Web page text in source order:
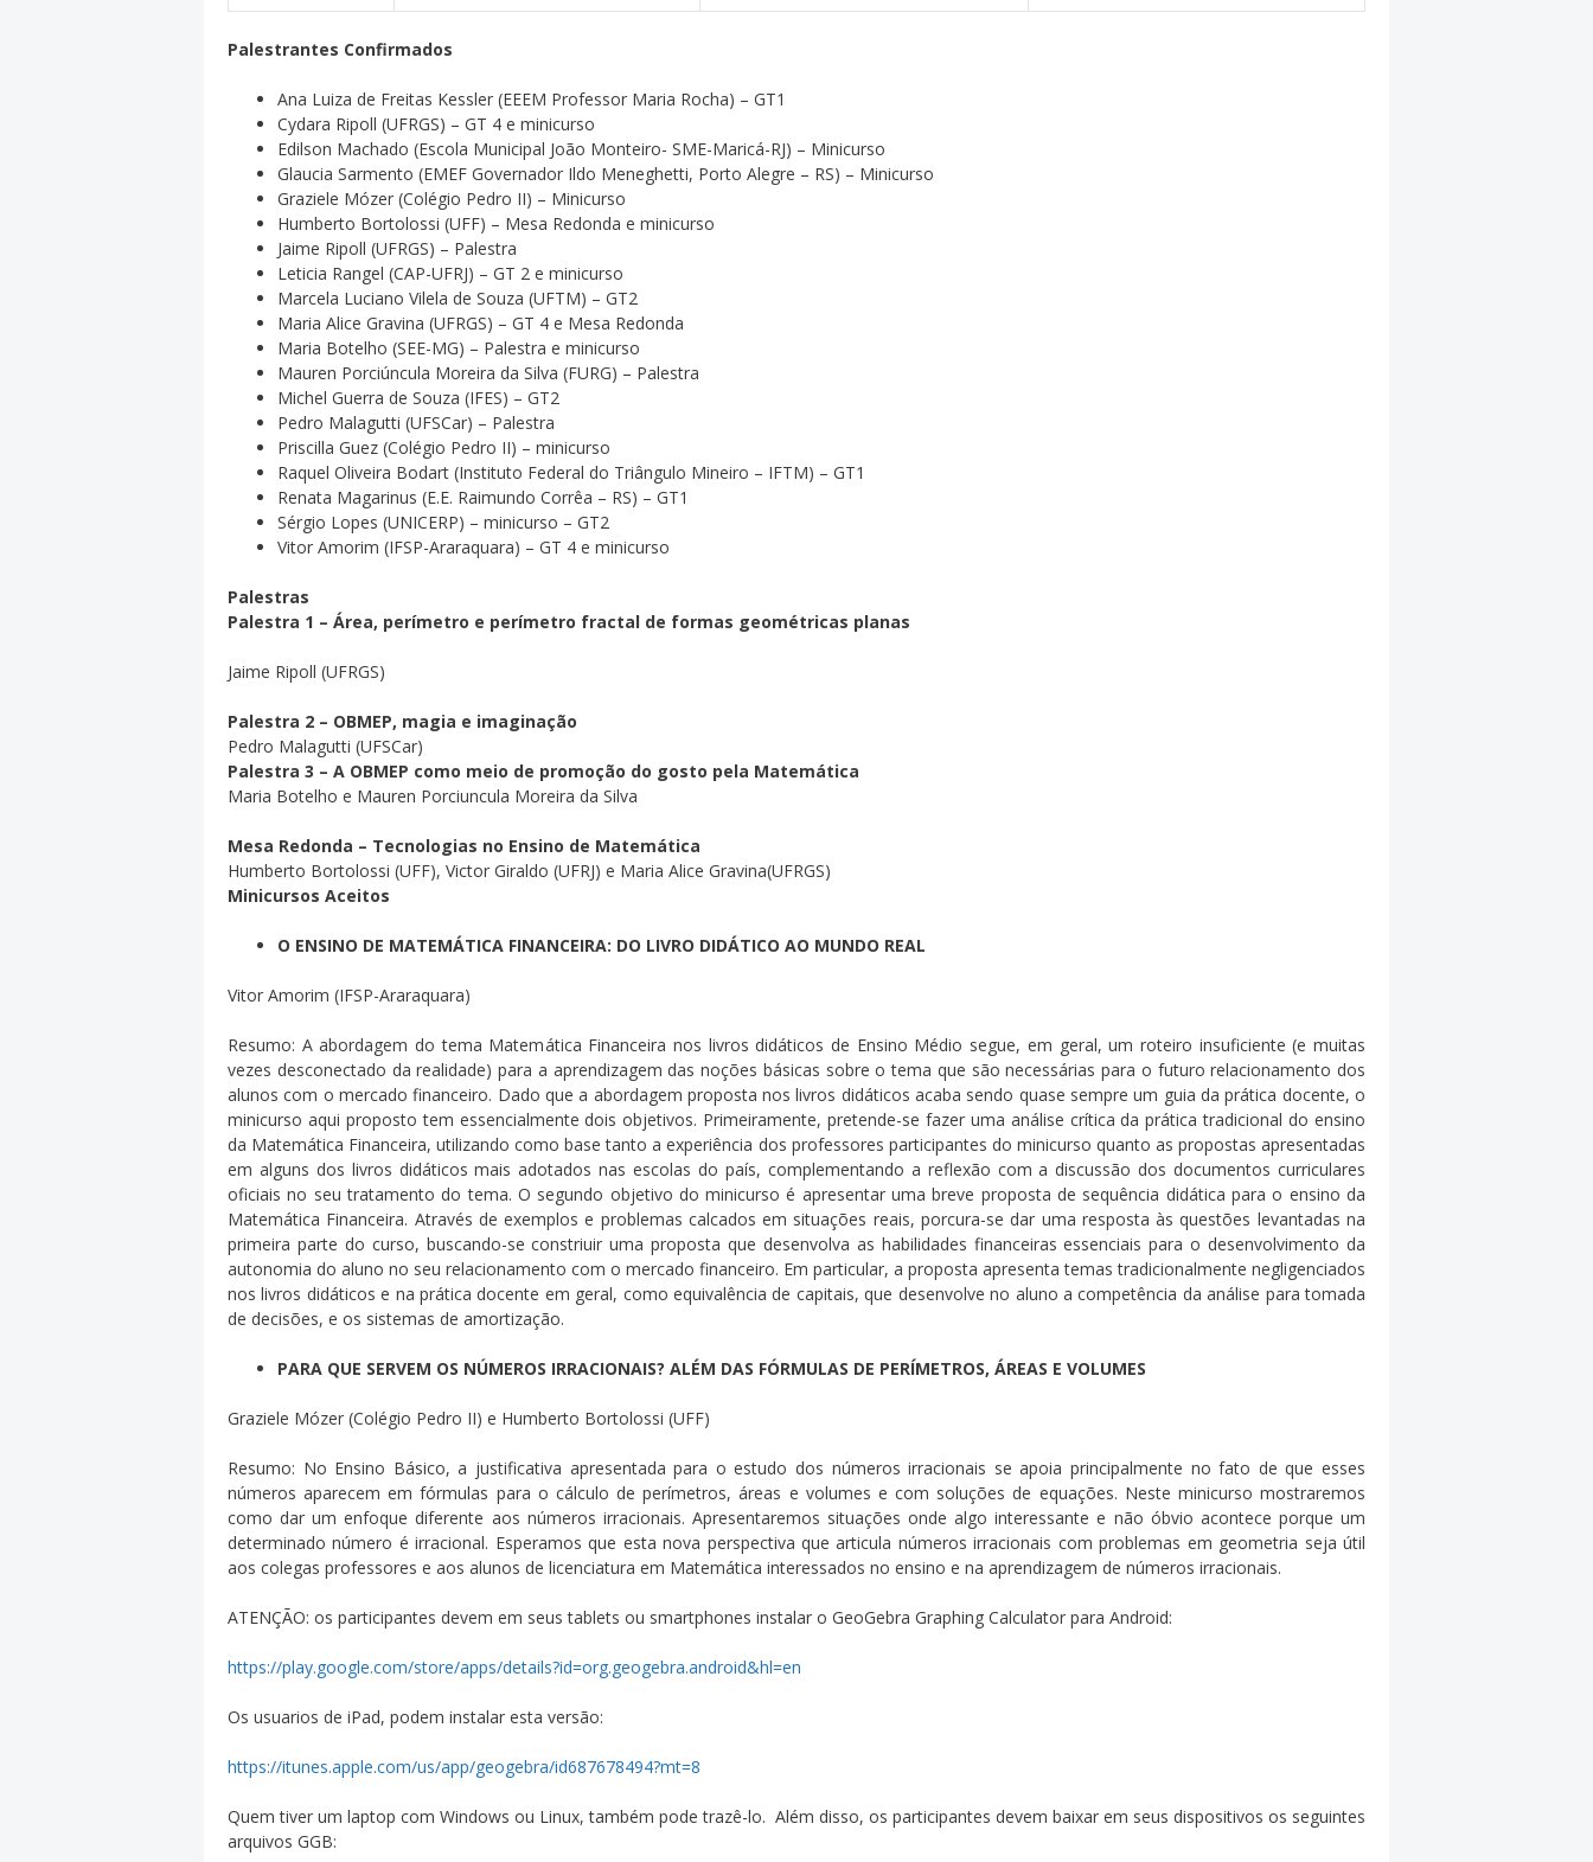
Palestrantes Confirmados
Ana Luiza de Freitas Kessler (EEEM Professor Maria Rocha) – GT1
Cydara Ripoll (UFRGS) – GT 4 e minicurso
Edilson Machado (Escola Municipal João Monteiro- SME-Maricá-RJ) – Minicurso
Glaucia Sarmento (EMEF Governador Ildo Meneghetti, Porto Alegre – RS) – Minicurso
Graziele Mózer (Colégio Pedro II) – Minicurso
Humberto Bortolossi (UFF) – Mesa Redonda e minicurso
Jaime Ripoll (UFRGS) – Palestra
Leticia Rangel (CAP-UFRJ) – GT 2 e minicurso
Marcela Luciano Vilela de Souza (UFTM) – GT2
Maria Alice Gravina (UFRGS) – GT 4 e Mesa Redonda
Maria Botelho (SEE-MG) – Palestra e minicurso
Mauren Porciúncula Moreira da Silva (FURG) – Palestra
Michel Guerra de Souza (IFES) – GT2
Pedro Malagutti (UFSCar) – Palestra
Priscilla Guez (Colégio Pedro II) – minicurso
Raquel Oliveira Bodart (Instituto Federal do Triângulo Mineiro – IFTM) – GT1
Renata Magarinus (E.E. Raimundo Corrêa – RS) – GT1
Sérgio Lopes (UNICERP) – minicurso – GT2
Vitor Amorim (IFSP-Araraquara) – GT 4 e minicurso
Palestras
Palestra 1 – Área, perímetro e perímetro fractal de formas geométricas planas
Jaime Ripoll (UFRGS)
Palestra 2 – OBMEP, magia e imaginação
Pedro Malagutti (UFSCar)
Palestra 3 – A OBMEP como meio de promoção do gosto pela Matemática
Maria Botelho e Mauren Porciuncula Moreira da Silva
Mesa Redonda – Tecnologias no Ensino de Matemática
Humberto Bortolossi (UFF), Victor Giraldo (UFRJ) e Maria Alice Gravina(UFRGS)
Minicursos Aceitos
O ENSINO DE MATEMÁTICA FINANCEIRA: DO LIVRO DIDÁTICO AO MUNDO REAL
Vitor Amorim (IFSP-Araraquara)
Resumo: A abordagem do tema Matemática Financeira nos livros didáticos de Ensino Médio segue, em geral, um roteiro insuficiente (e muitas
vezes desconectado da realidade) para a aprendizagem das noções básicas sobre o tema que são necessárias para o futuro relacionamento dos
alunos com o mercado financeiro. Dado que a abordagem proposta nos livros didáticos acaba sendo quase sempre um guia da prática docente, o
minicurso aqui proposto tem essencialmente dois objetivos. Primeiramente, pretende-se fazer uma análise crítica da prática tradicional do ensino
da Matemática Financeira, utilizando como base tanto a experiência dos professores participantes do minicurso quanto as propostas apresentadas
em alguns dos livros didáticos mais adotados nas escolas do país, complementando a reflexão com a discussão dos documentos curriculares
oficiais no seu tratamento do tema. O segundo objetivo do minicurso é apresentar uma breve proposta de sequência didática para o ensino da
Matemática Financeira. Através de exemplos e problemas calcados em situações reais, porcura-se dar uma resposta às questões levantadas na
primeira parte do curso, buscando-se constriuir uma proposta que desenvolva as habilidades financeiras essenciais para o desenvolvimento da
autonomia do aluno no seu relacionamento com o mercado financeiro. Em particular, a proposta apresenta temas tradicionalmente negligenciados
nos livros didáticos e na prática docente em geral, como equivalência de capitais, que desenvolve no aluno a competência da análise para tomada
de decisões, e os sistemas de amortização.
PARA QUE SERVEM OS NÚMEROS IRRACIONAIS? ALÉM DAS FÓRMULAS DE PERÍMETROS, ÁREAS E VOLUMES
Graziele Mózer (Colégio Pedro II) e Humberto Bortolossi (UFF)
Resumo: No Ensino Básico, a justificativa apresentada para o estudo dos números irracionais se apoia principalmente no fato de que esses
números aparecem em fórmulas para o cálculo de perímetros, áreas e volumes e com soluções de equações. Neste minicurso mostraremos
como dar um enfoque diferente aos números irracionais. Apresentaremos situações onde algo interessante e não óbvio acontece porque um
determinado número é irracional. Esperamos que esta nova perspectiva que articula números irracionais com problemas em geometria seja útil
aos colegas professores e aos alunos de licenciatura em Matemática interessados no ensino e na aprendizagem de números irracionais.
ATENÇÃO: os participantes devem em seus tablets ou smartphones instalar o GeoGebra Graphing Calculator para Android:
https://play.google.com/store/apps/details?id=org.geogebra.android&hl=en
Os usuarios de iPad, podem instalar esta versão:
https://itunes.apple.com/us/app/geogebra/id687678494?mt=8
Quem tiver um laptop com Windows ou Linux, também pode trazê-lo. Além disso, os participantes devem baixar em seus dispositivos os seguintes
arquivos GGB: